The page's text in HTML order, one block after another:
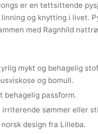
er en tettsittende
linning og knytting i livet.
med Ragnhild
mykt og behagelig
og bomull.
behagelig passform.
irriterende sømmer eller
design fra Lilleba.